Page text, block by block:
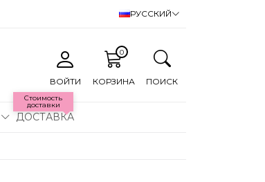
РУССКИЙ
ВОЙТИ КОРЗИНА
0
ПОИСК
Стоимость
доставки
ДОСТАВКА